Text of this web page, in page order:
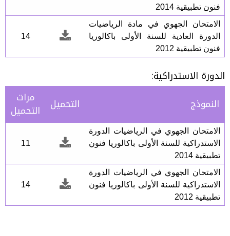
فنون تطبيقية 2014
الامتحان الجهوي في مادة الرياضيات
الدورة العادية للسنة الأولى باكالوريا
فنون تطبيقية 2012
14
الدورة الاستدراكية:
النموذج
التحميل مرات
التحميل
الامتحان الجهوي في الرياضيات الدورة
الاستدراكية للسنة الأولى باكالوريا فنون
تطبيقية 2014
11
الامتحان الجهوي في الرياضيات الدورة
الاستدراكية للسنة الأولى باكالوريا فنون
تطبيقية 2012
14